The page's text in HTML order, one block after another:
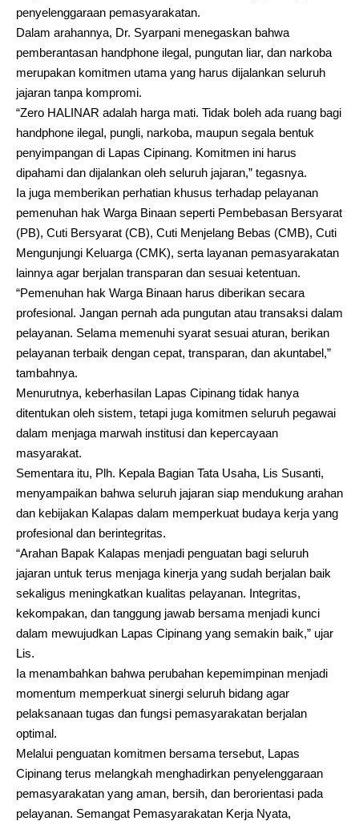
penyelenggaraan pemasyarakatan.
Dalam arahannya, Dr. Syarpani menegaskan bahwa
pemberantasan handphone ilegal, pungutan liar, dan narkoba
merupakan komitmen utama yang harus dijalankan seluruh
jajaran tanpa kompromi.
“Zero HALINAR adalah harga mati. Tidak boleh ada ruang bagi
handphone ilegal, pungli, narkoba, maupun segala bentuk
penyimpangan di Lapas Cipinang. Komitmen ini harus
dipahami dan dijalankan oleh seluruh jajaran,” tegasnya.
Ia juga memberikan perhatian khusus terhadap pelayanan
pemenuhan hak Warga Binaan seperti Pembebasan Bersyarat
(PB), Cuti Bersyarat (CB), Cuti Menjelang Bebas (CMB), Cuti
Mengunjungi Keluarga (CMK), serta layanan pemasyarakatan
lainnya agar berjalan transparan dan sesuai ketentuan.
“Pemenuhan hak Warga Binaan harus diberikan secara
profesional. Jangan pernah ada pungutan atau transaksi dalam
pelayanan. Selama memenuhi syarat sesuai aturan, berikan
pelayanan terbaik dengan cepat, transparan, dan akuntabel,”
tambahnya.
Menurutnya, keberhasilan Lapas Cipinang tidak hanya
ditentukan oleh sistem, tetapi juga komitmen seluruh pegawai
dalam menjaga marwah institusi dan kepercayaan
masyarakat.
Sementara itu, Plh. Kepala Bagian Tata Usaha, Lis Susanti,
menyampaikan bahwa seluruh jajaran siap mendukung arahan
dan kebijakan Kalapas dalam memperkuat budaya kerja yang
profesional dan berintegritas.
“Arahan Bapak Kalapas menjadi penguatan bagi seluruh
jajaran untuk terus menjaga kinerja yang sudah berjalan baik
sekaligus meningkatkan kualitas pelayanan. Integritas,
kekompakan, dan tanggung jawab bersama menjadi kunci
dalam mewujudkan Lapas Cipinang yang semakin baik,” ujar
Lis.
Ia menambahkan bahwa perubahan kepemimpinan menjadi
momentum memperkuat sinergi seluruh bidang agar
pelaksanaan tugas dan fungsi pemasyarakatan berjalan
optimal.
Melalui penguatan komitmen bersama tersebut, Lapas
Cipinang terus melangkah menghadirkan penyelenggaraan
pemasyarakatan yang aman, bersih, dan berorientasi pada
pelayanan. Semangat Pemasyarakatan Kerja Nyata,